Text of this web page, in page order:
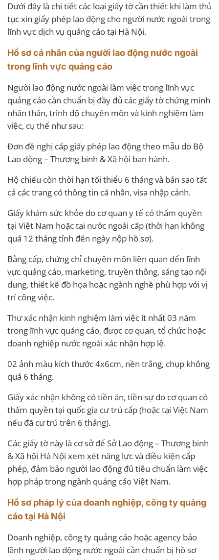
Dưới đây là chi tiết các loại giấy tờ cần thiết khi làm thủ
tục xin giấy phép lao động cho người nước ngoài trong
lĩnh vực dịch vụ quảng cáo tại Hà Nội.
Hồ sơ cá nhân của người lao động nước ngoài
trong lĩnh vực quảng cáo
Người lao động nước ngoài làm việc trong lĩnh vực
quảng cáo cần chuẩn bị đầy đủ các giấy tờ chứng minh
nhân thân, trình độ chuyên môn và kinh nghiệm làm
việc, cụ thể như sau:
Đơn đề nghị cấp giấy phép lao động theo mẫu do Bộ
Lao động – Thương binh & Xã hội ban hành.
Hộ chiếu còn thời hạn tối thiểu 6 tháng và bản sao tất
cả các trang có thông tin cá nhân, visa nhập cảnh.
Giấy khám sức khỏe do cơ quan y tế có thẩm quyền
tại Việt Nam hoặc tại nước ngoài cấp (thời hạn không
quá 12 tháng tính đến ngày nộp hồ sơ).
Bằng cấp, chứng chỉ chuyên môn liên quan đến lĩnh
vực quảng cáo, marketing, truyền thông, sáng tạo nội
dung, thiết kế đồ họa hoặc ngành nghề phù hợp với vị
trí công việc.
Thư xác nhận kinh nghiệm làm việc ít nhất 03 năm
trong lĩnh vực quảng cáo, được cơ quan, tổ chức hoặc
doanh nghiệp nước ngoài xác nhận hợp lệ.
02 ảnh màu kích thước 4x6cm, nền trắng, chụp không
quá 6 tháng.
Giấy xác nhận không có tiền án, tiền sự do cơ quan có
thẩm quyền tại quốc gia cư trú cấp (hoặc tại Việt Nam
nếu đã cư trú trên 6 tháng).
Các giấy tờ này là cơ sở để Sở Lao động – Thương binh
& Xã hội Hà Nội xem xét năng lực và điều kiện cấp
phép, đảm bảo người lao động đủ tiêu chuẩn làm việc
hợp pháp trong ngành quảng cáo Việt Nam.
Hồ sơ pháp lý của doanh nghiệp, công ty quảng
cáo tại Hà Nội
Doanh nghiệp, công ty quảng cáo hoặc agency bảo
lãnh người lao động nước ngoài cần chuẩn bị hồ sơ